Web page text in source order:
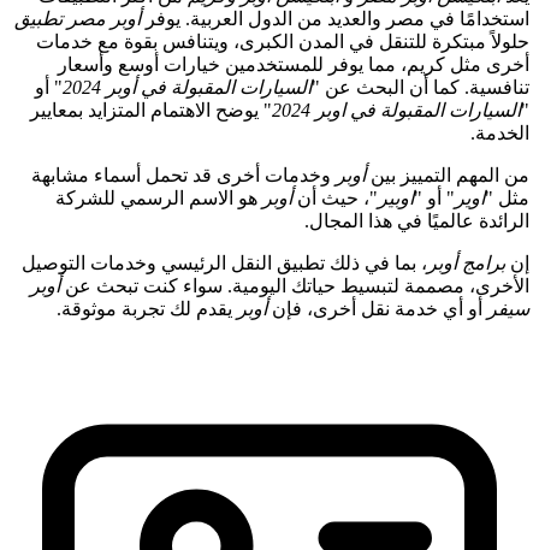
استخدامًا في مصر والعديد من الدول العربية. يوفرأوبر مصر تطبيق
حلولاً مبتكرة للتنقل في المدن الكبرى، ويتنافس بقوة مع خدمات
أخرى مثل كريم، مما يوفر للمستخدمين خيارات أوسع وأسعار
تنافسية. كما أن البحث عن "السيارات المقبولة في أوبر 2024
" أو
"السيارات المقبولة في اوبر 2024
" يوضح الاهتمام المتزايد بمعايير
الخدمة.
من المهم التمييز بينأوبر وخدمات أخرى قد تحمل أسماء مشابهة
مثل "اوير " أو "اوبير "، حيث أنأوبر هو الاسم الرسمي للشركة
الرائدة عالميًا في هذا المجال.
إنبرامج أوبر ، بما في ذلك تطبيق النقل الرئيسي وخدمات التوصيل
الأخرى، مصممة لتبسيط حياتك اليومية. سواء كنت تبحث عنأوبر
سيفر
أو أي خدمة نقل أخرى، فإنأوبر يقدم لك تجربة موثوقة.